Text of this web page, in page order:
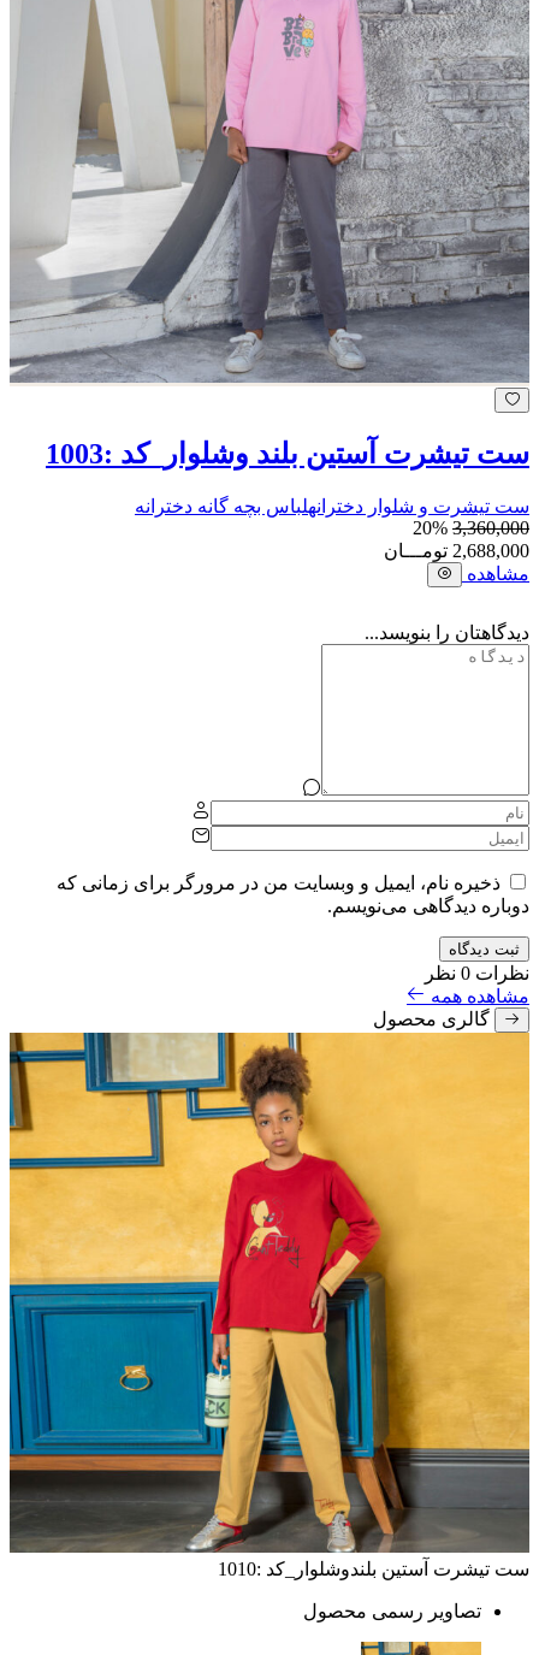
ست تیشرت آستین بلند وشلوار_کد :1003
ست تیشرت و شلوار دخترانهلباس بچه گانه دخترانه
3,360,000
20%
2,688,000 تومـــان
مشاهده
دیدگاهتان را بنویسد...
ذخیره نام، ایمیل و وبسایت من در مرورگر برای زمانی که
دوباره دیدگاهی می‌نویسم.
ثبت دیدگاه
نظرات 0 نظر
مشاهده همه
گالری محصول
ست تیشرت آستین بلندوشلوار_کد :1010
تصاویر رسمی محصول